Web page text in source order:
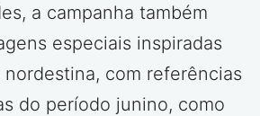
a campanha também
especiais inspiradas
com referências
do período junino, como